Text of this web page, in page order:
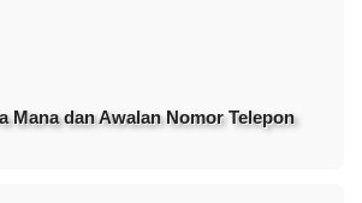
Mana dan Awalan Nomor Telepon